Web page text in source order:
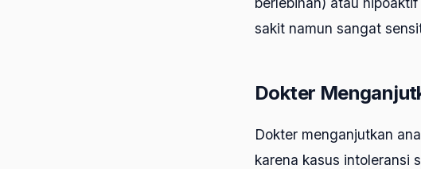
sakit namun sangat
Dokter
Dokter menganjutkan
karena kasus intoleransi